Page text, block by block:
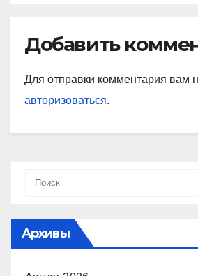
Добавить
Для отправки комментария вам
авторизоваться.
Архивы